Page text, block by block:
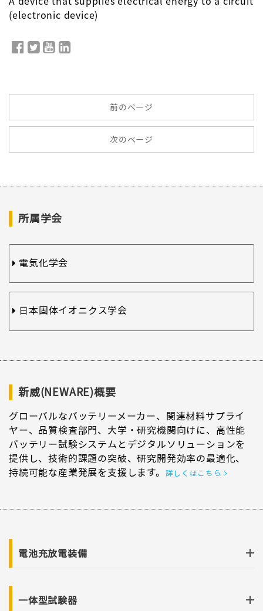
(electronic device)
前のページ
次のページ
所属学会
電気化学会
日本固体イオニクス学会
新威(NEWARE)概要
グローバルなバッテリーメーカー、関連材料サプライ
ヤー、品質検査部門、大学・研究機関向けに、高性能
バッテリー試験システムとデジタルソリューションを
提供し、技術的課題の突破、研究開発効率の最適化、
持続可能な産業発展を支援します。
詳しくはこちら
電池充放電装備
一体型試験器